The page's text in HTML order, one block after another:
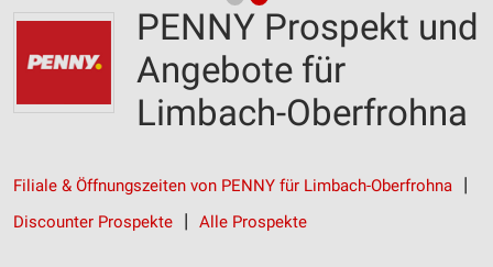
PENNY Prospekt und
Angebote für
Limbach-Oberfrohna
Filiale & Öffnungszeiten von PENNY für Limbach-Oberfrohna
Discounter Prospekte
Alle Prospekte